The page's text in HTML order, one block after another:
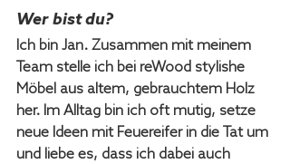
Wer bist du?
Ich bin Jan. Zusammen mit meinem
Team stelle ich bei reWood stylishe
Möbel aus altem, gebrauchtem Holz
her. Im Alltag bin ich oft mutig, setze
neue Ideen mit Feuereifer in die Tat um
und liebe es, dass ich dabei auch